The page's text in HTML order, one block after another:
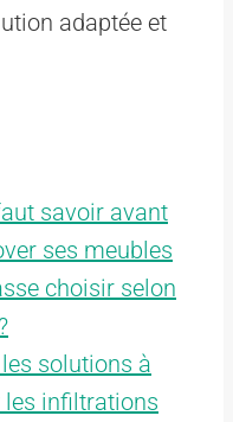
adaptée et
savoir avant
ses meubles
choisir selon
solutions à
les infiltrations